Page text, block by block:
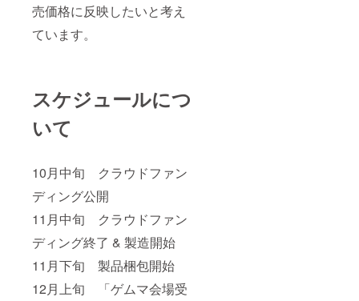
売価格に反映したいと考え
ています。
スケジュールにつ
いて
10月中旬 クラウドファン
ディング公開
11月中旬 クラウドファン
ディング終了 & 製造開始
11月下旬 製品梱包開始
12月上旬 「ゲムマ会場受